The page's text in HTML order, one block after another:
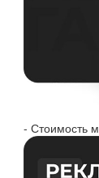
- Стоимость